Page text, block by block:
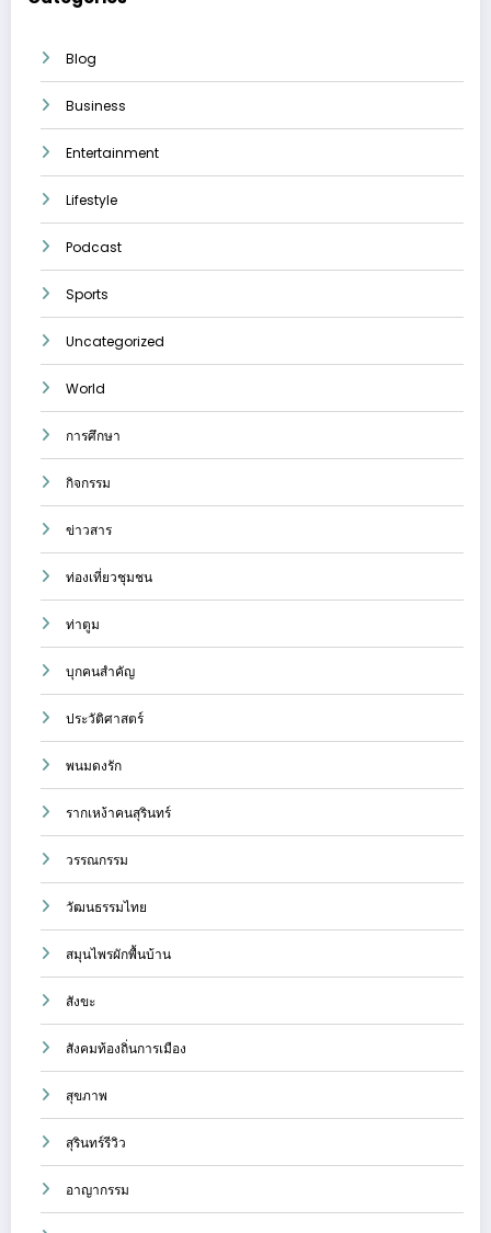
Blog
Business
Entertainment
Lifestyle
Podcast
Sports
Uncategorized
World
การศึกษา
กิจกรรม
ข่าวสาร
ท่องเที่ยวชุมชน
ท่าตูม
บุกคนสำคัญ
ประวัติศาสตร์
พนมดงรัก
รากเหง้าคนสุรินทร์
วรรณกรรม
วัฒนธรรมไทย
สมุนไพรผักพื้นบ้าน
สังขะ
สังคมท้องถิ่นการเมือง
สุขภาพ
สุรินทร์รีวิว
อาญากรรม